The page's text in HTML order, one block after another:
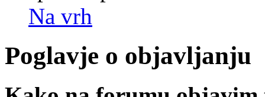
Na vrh
Poglavje o objavljanju